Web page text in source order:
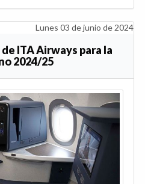
Lunes 03 de junio de 2024
ITA Airways para la
2024/25